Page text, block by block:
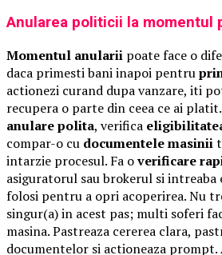
Anularea politicii la momentul
Momentul anularii poate face o
daca primesti bani inapoi pentru
actionezi curand dupa vanzare, iti
recupera o parte din ceea ce ai
anulare polita, verifica
compar-o cu documentele masinii
intarzie procesul. Fa overificare
asiguratorul sau brokerul si intreaba
folosi pentru a opri acoperirea. Nu
singur(a) in acest pas; multi soferi
masina. Pastreaza cererea clara,
documentelor si actioneaza